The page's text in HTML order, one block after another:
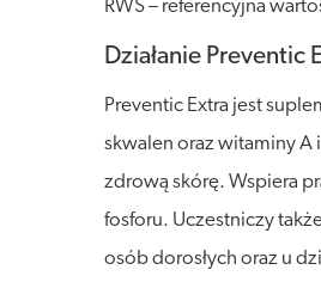
RWS – referencyjna
Działanie Preventic
Preventic Extra jest
skwalen oraz witaminy A
zdrową skórę. Wspiera
fosforu. Uczestniczy
osób dorosłych oraz u